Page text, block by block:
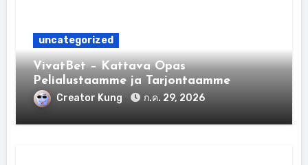
uncategorized
VivatBet – Kattava Opas
Pelialustaamme ja Tarjontaamme
Creator Kung ก.ค. 29, 2026